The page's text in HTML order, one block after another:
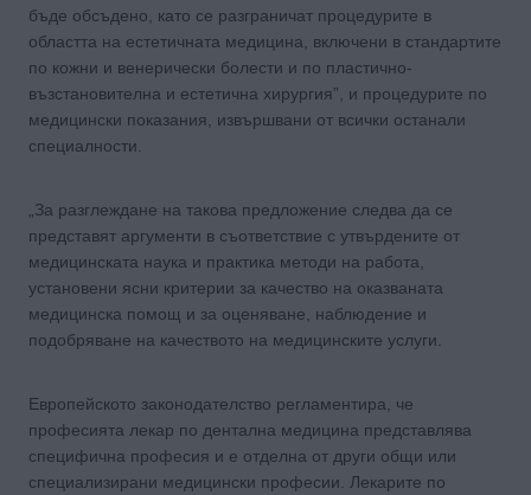
бъде обсъдено, като се разграничат процедурите в
областта на естетичната медицина, включени в стандартите
по кожни и венерически болести и по пластично-
възстановителна и естетична хирургия”, и процедурите по
медицински показания, извършвани от всички останали
специалности.
„За разглеждане на такова предложение следва да се
представят аргументи в съответствие с утвърдените от
медицинската наука и практика методи на работа,
установени ясни критерии за качество на оказваната
медицинска помощ и за оценяване, наблюдение и
подобряване на качеството на медицинските услуги.
Европейското законодателство регламентира, че
професията лекар по дентална медицина представлява
специфична професия и е отделна от други общи или
специализирани медицински професии. Лекарите по